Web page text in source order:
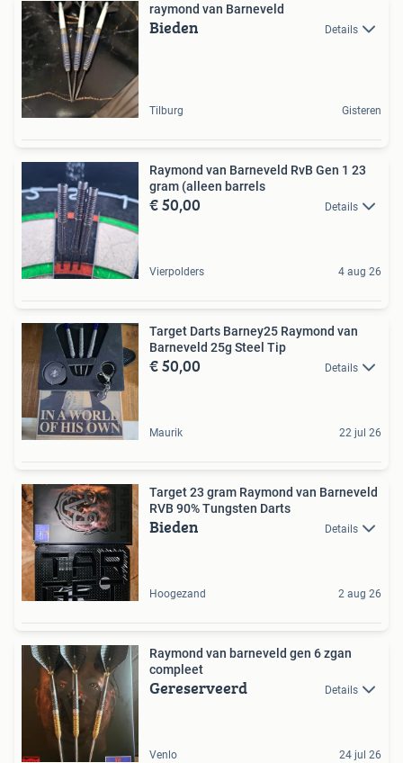
raymond van Barneveld
Bieden Details
Tilburg Gisteren
Raymond van Barneveld RvB Gen 1 23
gram (alleen barrels
€ 50,00 Details
Vierpolders 4 aug 26
Target Darts Barney25 Raymond van
Barneveld 25g Steel Tip
€ 50,00 Details
Maurik 22 jul 26
Target 23 gram Raymond van Barneveld
RVB 90% Tungsten Darts
Bieden Details
Hoogezand 2 aug 26
Raymond van barneveld gen 6 zgan
compleet
Gereserveerd Details
Venlo 24 jul 26